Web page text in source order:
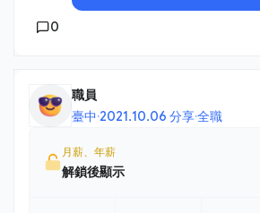
0
職員
臺中·2021.10.06 分享·全職
月薪、年薪
解鎖後顯示